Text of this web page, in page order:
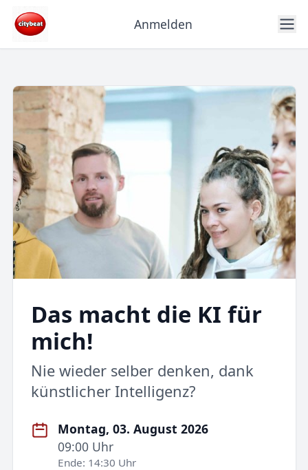
Anmelden
Das macht die KI für
mich!
Nie wieder selber denken, dank
künstlicher Intelligenz?
Montag, 03. August 2026
09:00 Uhr
Ende: 14:30 Uhr